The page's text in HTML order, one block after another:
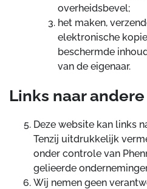
overheidsbevel;
het maken,
elektronische
beschermde
van de eigenaar.
Links naar
Deze website kan links
Tenzij uitdrukkelijk
onder controle van
gelieerde
Wij nemen geen